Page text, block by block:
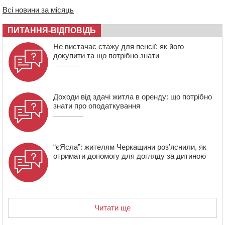
готують освітню галузь до нового навчального року
08 СЕРПНЯ 2026, СУБОТА
20:32 Черкаські вершники здобули нагороди української
першості
19:33
На Уманщині експосадовицю відділу освіти
судитимуть через завдані бюджету збитки
Всі новини за місяць
ПИТАННЯ-ВІДПОВІДЬ
Не вистачає стажу для пенсії: як його
докупити та що потрібно знати
Доходи від здачі житла в оренду: що потрібно
знати про оподаткування
“єЯсла”: жителям Черкащини роз’яснили, як
отримати допомогу для догляду за дитиною
Читати ще